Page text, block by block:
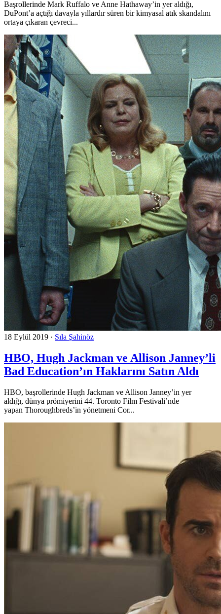
Başrollerinde Mark Ruffalo ve Anne Hathaway’in yer aldığı,
DuPont’a açtığı davayla yıllardır süren bir kimyasal atık skandalını
ortaya çıkaran çevreci...
18 Eylül 2019 · Sıla Şahinöz
HBO, Hugh Jackman ve Allison Janney’li
Bad Education’ın Haklarını Satın Aldı
HBO, başrollerinde Hugh Jackman ve Allison Janney’in yer
aldığı, dünya prömiyerini 44. Toronto Film Festivali’nde
yapan Thoroughbreds’in yönetmeni Cor...